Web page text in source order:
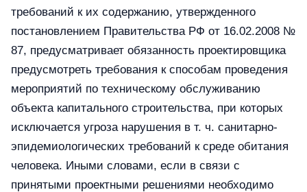
требований к их содержанию, утвержденного
постановлением Правительства РФ от 16.02.2008 №
87, предусматривает обязанность проектировщика
предусмотреть требования к способам проведения
мероприятий по техническому обслуживанию
объекта капитального строительства, при которых
исключается угроза нарушения в т. ч. санитарно-
эпидемиологических требований к среде обитания
человека. Иными словами, если в связи с
принятыми проектными решениями необходимо